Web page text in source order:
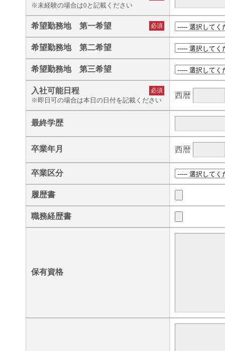
※未経験の場合は0と記載ください
希望勤務地 第一希望 必須
希望勤務地 第二希望
希望勤務地 第三希望
入社可能日程
必須
※即日可の場合は本日の日付を記載ください
西暦
最終学歴
卒業年月 西暦
卒業区分
履歴書
職務経歴書
保有資格